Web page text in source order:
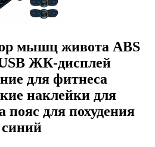
мышц живота ABS
ЖК-дисплей
для фитнеса
наклейки для
пояс для похудения
синий